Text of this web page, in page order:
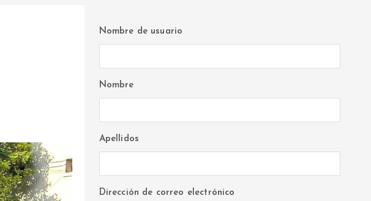
Nombre de usuario
Nombre
Apellidos
Dirección de correo electrónico